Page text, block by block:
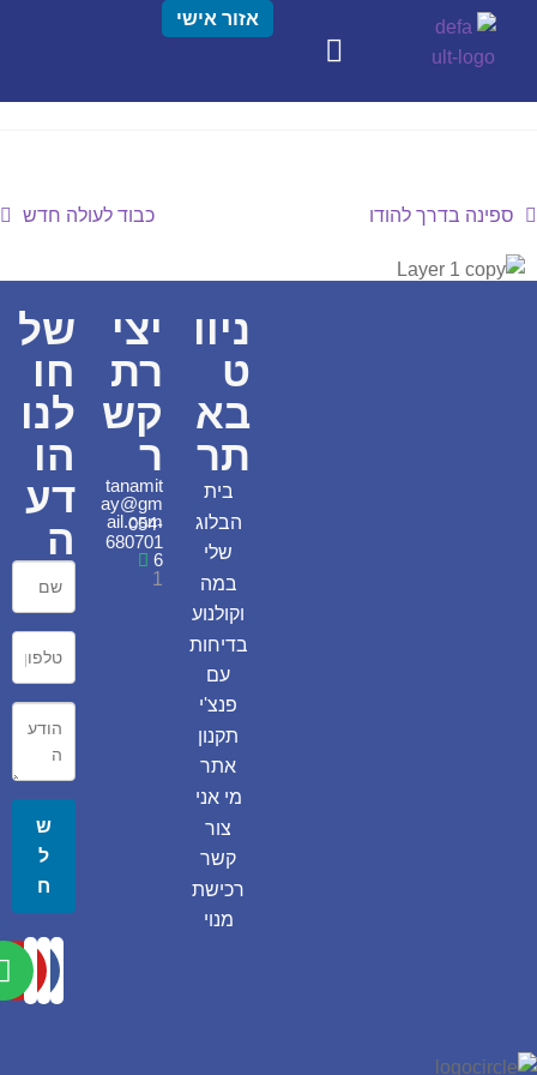
אזור אישי
ספינה בדרך להודו כבוד לעולה חדש
ניוו
ט
בא
תר
בית
הבלוג
שלי
במה
וקולנוע
בדיחות
עם
פנצ'י
תקנון
אתר
מי אני
צור
קשר
רכישת
מנוי
יצי
רת
קש
ר
tanamit
ay@gm
ail.com
054-
680701
6
1
של
חו
לנו
הו
דע
ה
ש
ל
ח